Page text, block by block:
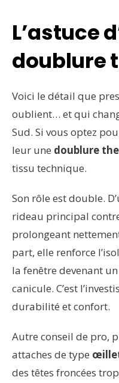
L’astuce
doublure
Voici le détail que
oublient… et qui
Sud. Si vous optez
leur une doublure
tissu technique.
Son rôle est double.
rideau principal
prolongeant
part, elle renforce
la fenêtre devenant
canicule. C’est
durabilité et confort.
Autre conseil de pro,
attaches de type
des têtes froncées